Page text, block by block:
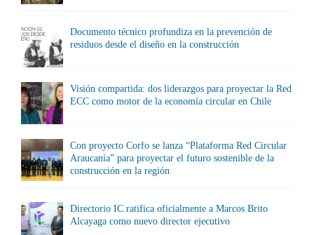
Documento técnico profundiza en la prevención de
residuos desde el diseño en la construcción
Visión compartida: dos liderazgos para proyectar la Red
ECC como motor de la economía circular en Chile
Con proyecto Corfo se lanza “Plataforma Red Circular
Araucanía” para proyectar el futuro sostenible de la
construcción en la región
Directorio IC ratifica oficialmente a Marcos Brito
Alcayaga como nuevo director ejecutivo